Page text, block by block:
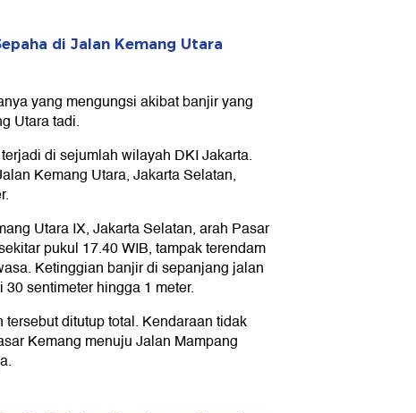
di Jalan Kemang Utara
yang mengungsi akibat banjir yang
Utara tadi.
di sejumlah wilayah DKI Jakarta.
Kemang Utara, Jakarta Selatan,
Utara IX, Jakarta Selatan, arah Pasar
pukul 17.40 WIB, tampak terendam
Ketinggian banjir di sepanjang jalan
sentimeter hingga 1 meter.
ditutup total. Kendaraan tidak
Kemang menuju Jalan Mampang